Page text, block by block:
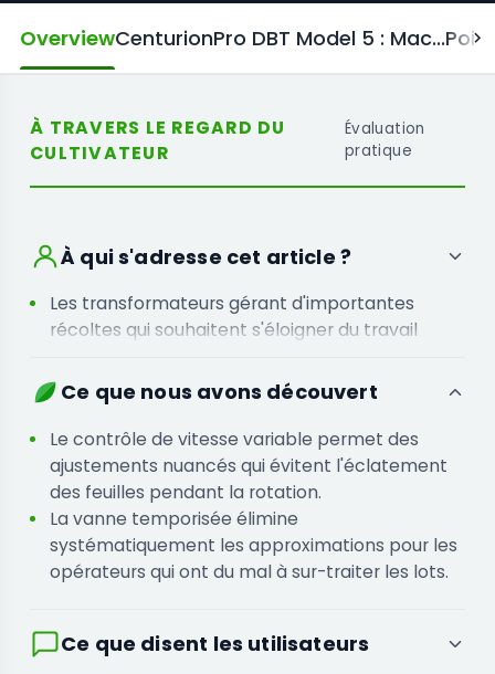
OverviewCenturionPro DBT Model 5 : Mac...
À TRAVERS LE REGARD DU
CULTIVATEUR
Évaluation
pratique
À qui s'adresse cet article ?
Les transformateurs gérant d'importantes
récoltes qui souhaitent s'éloigner du travail
Les responsables d'installations gérant des lots
massifs qui ont besoin d'une production
constante malgré des densités florales
variables.
Ce que nous avons découvert
Le contrôle de vitesse variable permet des
ajustements nuancés qui évitent l'éclatement
des feuilles pendant la rotation.
La vanne temporisée élimine
systématiquement les approximations pour les
opérateurs qui ont du mal à sur-traiter les lots.
Ce que disent les utilisateurs